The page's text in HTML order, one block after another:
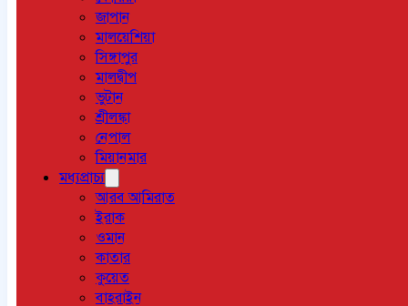
জাপান
মালয়েশিয়া
সিঙ্গাপুর
মালদ্বীপ
ভুটান
শ্রীলঙ্কা
নেপাল
মিয়ানমার
মধ্যপ্রাচ্য
আরব আমিরাত
ইরাক
ওমান
কাতার
কুয়েত
বাহরাইন